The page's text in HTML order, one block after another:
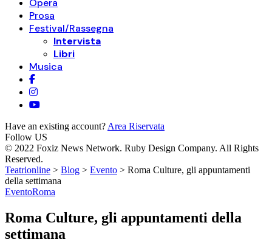
Opera
Prosa
Festival/Rassegna
Intervista
Libri
Musica
Have an existing account? Area Riservata
Follow US
© 2022 Foxiz News Network. Ruby Design Company. All Rights
Reserved.
Teatrionline > Blog > Evento > Roma Culture, gli appuntamenti
della settimana
EventoRoma
Roma Culture, gli appuntamenti della
settimana